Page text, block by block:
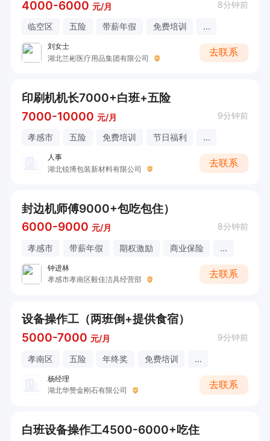
4000-6000 元/月 8分钟前
临空区 五险 带薪年假 免费培训 ...
刘女士
湖北兰彬医疗用品集团有限公司
去联系
印刷机机长7000+白班+五险
7000-10000 元/月 9分钟前
孝感市 五险 免费培训 节日福利 ...
人事
湖北锐博包装新材料有限公司
去联系
封边机师傅9000+包吃包住）
6000-9000 元/月 8分钟前
孝感市 带薪年假 期权激励 商业保险 ...
钟进林
孝感市孝南区毅佳洁具经营部
去联系
设备操作工（两班倒+提供食宿）
5000-7000 元/月 9分钟前
孝南区 五险 年终奖 免费培训 ...
杨经理
湖北华赞金刚石有限公司
去联系
白班设备操作工4500-6000+吃住